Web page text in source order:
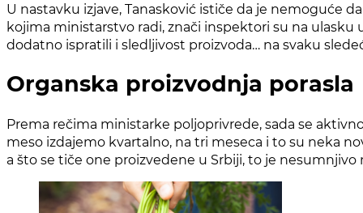
U nastavku izjave, Tanasković ističe da je nemoguće
kojima ministarstvo radi, znači inspektori su na
dodatno ispratili i sledljivost proizvoda… na svaku
Organska proizvodnja porasla
Prema rečima ministarke poljoprivrede, sada se
meso izdajemo kvartalno, na tri meseca i to su neka
a što se tiče one proizvedene u Srbiji, to je nesumnjivo